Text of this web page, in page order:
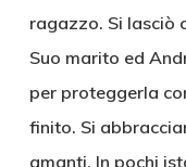
ragazzo. Si lasciò
Suo marito ed
per proteggerla
finito. Si
amanti. In pochi